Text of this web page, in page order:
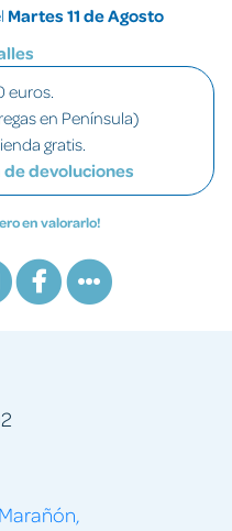
Martes 11 de Agosto
euros.
en Península)
gratis.
devoluciones
en valorarlo!